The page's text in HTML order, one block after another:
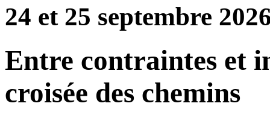
24 et 25 septembre
Entre contraintes et
croisée des chemins